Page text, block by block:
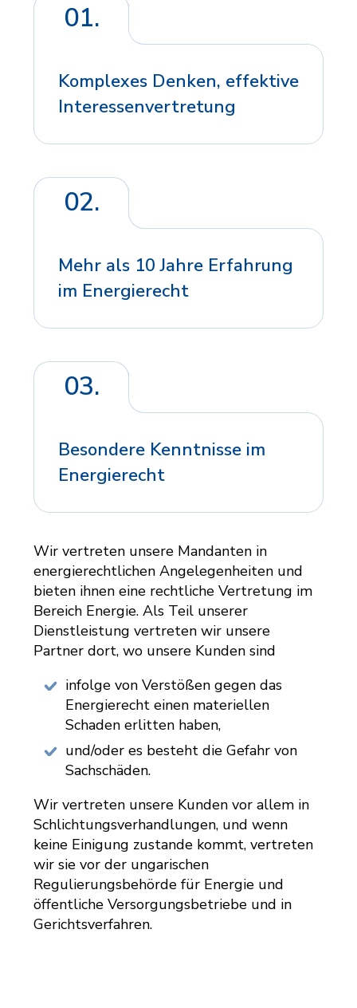
01.
Komplexes Denken, effektive
Interessenvertretung
02.
Mehr als 10 Jahre Erfahrung
im Energierecht
03.
Besondere Kenntnisse im
Energierecht
Wir vertreten unsere Mandanten in
energierechtlichen Angelegenheiten und
bieten ihnen eine rechtliche Vertretung im
Bereich Energie. Als Teil unserer
Dienstleistung vertreten wir unsere
Partner dort, wo unsere Kunden sind
infolge von Verstößen gegen das
Energierecht einen materiellen
Schaden erlitten haben,
und/oder es besteht die Gefahr von
Sachschäden.
Wir vertreten unsere Kunden vor allem in
Schlichtungsverhandlungen, und wenn
keine Einigung zustande kommt, vertreten
wir sie vor der ungarischen
Regulierungsbehörde für Energie und
öffentliche Versorgungsbetriebe und in
Gerichtsverfahren.